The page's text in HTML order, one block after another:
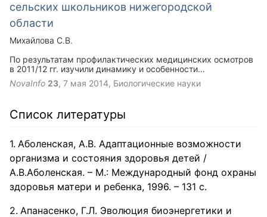
необходимость регулярной разработки новых и более
информативных методов изучения возрастных
закономерностей роста и развития для корректной оценки
здоровья детей в современных условиях, в т.ч.
сельских школьников нижегородской
области
Михайлова С.В.
По результатам профилактических медицинских осмотров
в 2011/12 гг. изучили динамику и особенности
биологического созревания 4619 сельских школьников
Нижегородской области. Установили, что за последние 45
показателей городских школьников на начало 21 века,
представлены современные стандарты определения
биологического возраста.
NovaInfo 23, 7 мая 2014, Биологические науки
Список литературы
Аболенская, А.В. Адаптационные возможности
организма и состояния здоровья детей /
А.В.Аболенская. – М.: Международный фонд охраны
здоровья матери и ребенка, 1996. – 131 с.
Апанасенко, Г.Л. Эволюция биоэнергетики и